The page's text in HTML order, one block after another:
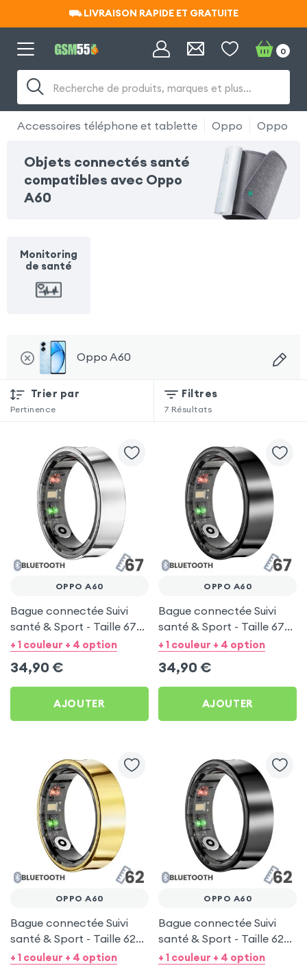
⛟ LIVRAISON RAPIDE ET GRATUITE
⛟ LIVRAISON RAPIDE ET GRATUITE
Recherche de produits, marques et plus…
0
Accessoires téléphone et tablette Oppo Oppo
Objets connectés santé
compatibles avec Oppo
A60
Monitoring
de santé
Oppo A60
Trier par
Pertinence
Filtres
7 Résultats
OPPO A60
Bague connectée Suivi
santé & Sport - Taille 67
Argent
+ 1 couleur + 4 option
34,90 €
AJOUTER
OPPO A60
Bague connectée Suivi
santé & Sport - Taille 67
Noir
+ 1 couleur + 4 option
34,90 €
AJOUTER
OPPO A60
Bague connectée Suivi
santé & Sport - Taille 62
Or
+ 1 couleur + 4 option
OPPO A60
Bague connectée Suivi
santé & Sport - Taille 62
Noir
+ 1 couleur + 4 option